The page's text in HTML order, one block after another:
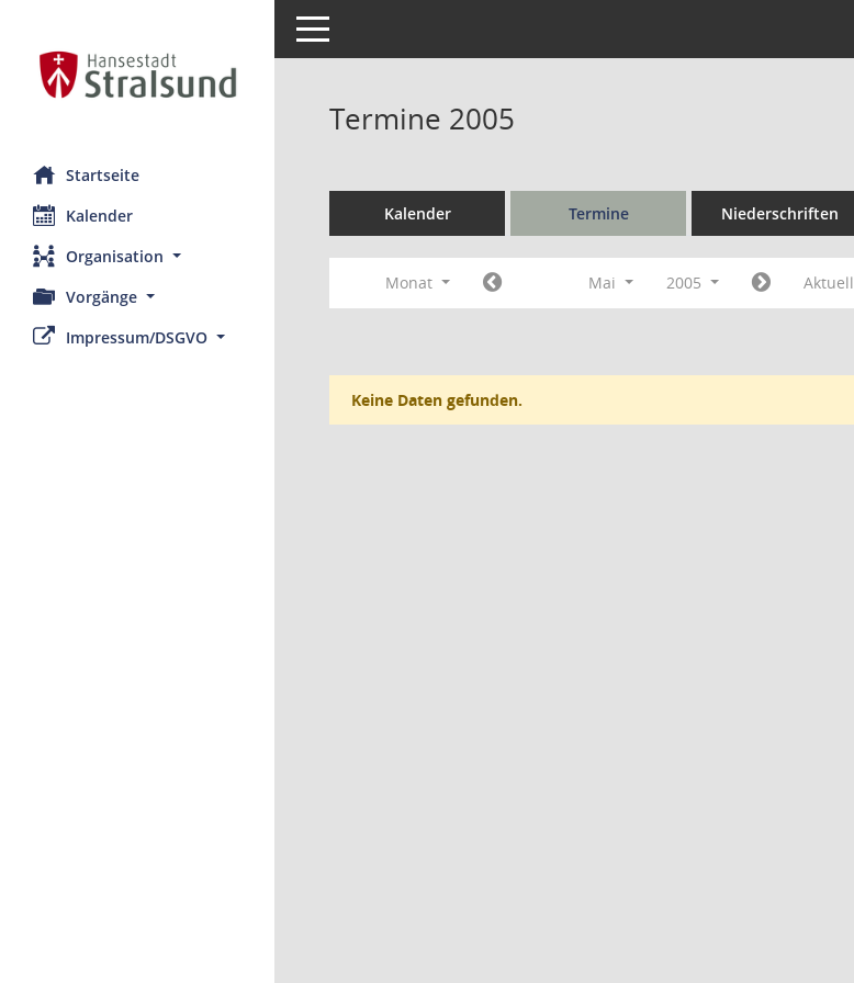
Startseite
Kalender
Organisation
Vorgänge
Impressum/DSGVO
Toggle navigation
Termine 2005
Kalender Termine Niederschriften
Monat Mai 2005 Aktuell
Keine Daten gefunden.